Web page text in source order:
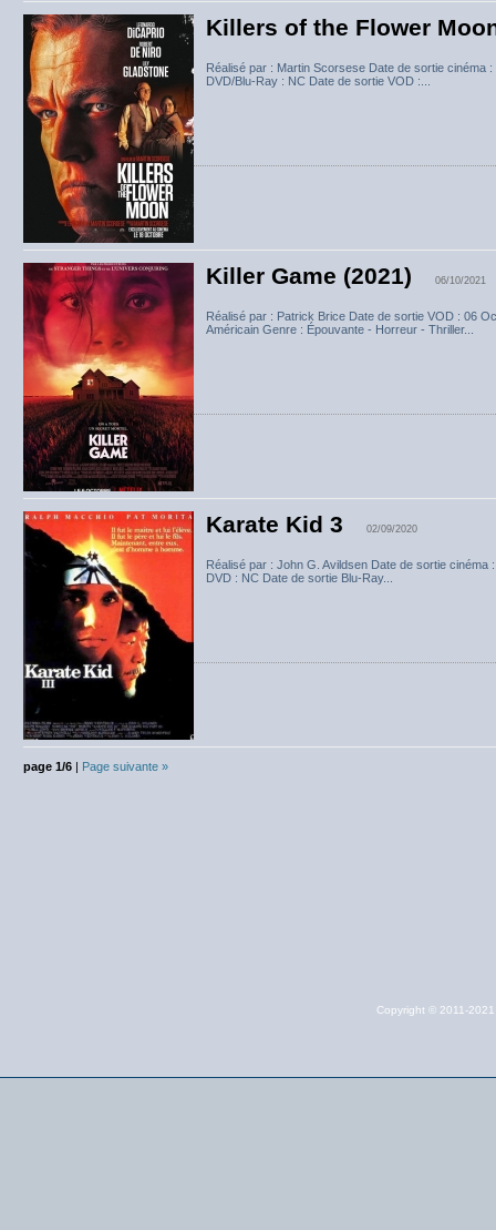
Killers of the Flower
Réalisé par : Martin Scorsese Date de sortie cinéma
DVD/Blu-Ray : NC Date de sortie VOD :...
Killer Game (2021) 06/10/2021
Réalisé par : Patrick Brice Date de sortie VOD : 06
Américain Genre : Épouvante - Horreur - Thriller...
Karate Kid 3 02/09/2020
Réalisé par : John G. Avildsen Date de sortie cinéma
DVD : NC Date de sortie Blu-Ray...
page 1/6 | Page suivante »
Copyright © 2011-